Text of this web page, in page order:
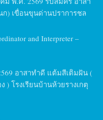
ก) เขื่อนขุนด่านปราการชล
and Interpreter –
อาสาทำดี แต้มสีเติมฝัน (
) โรงเรียนบ้านห้วยรางเกตุ